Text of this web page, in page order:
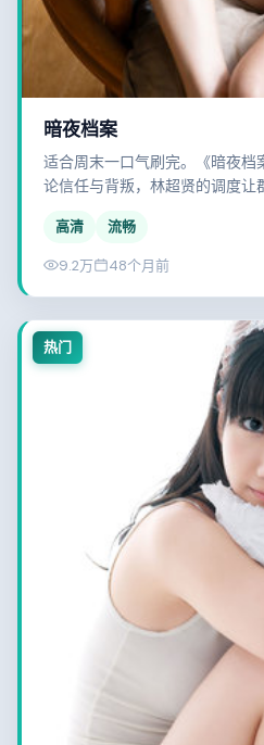
暗夜档案
适合周末一口气刷完。《暗夜
论信任与背叛，林超贤的调度让
高清 流畅
9.2万 48个月前
热门